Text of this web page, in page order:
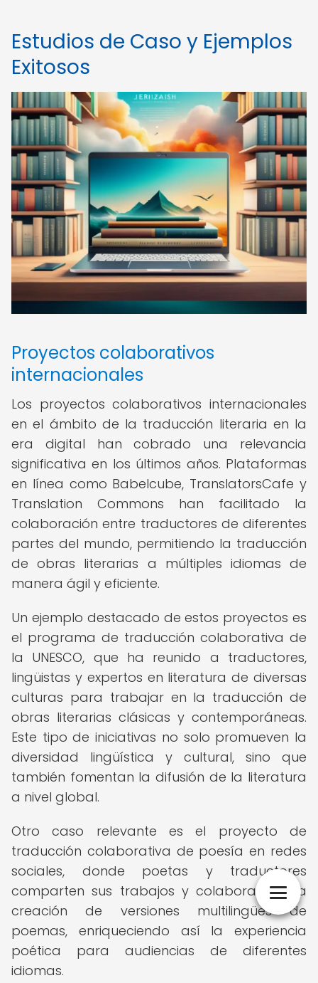
Estudios de Caso y Ejemplos
Exitosos
Proyectos colaborativos
internacionales
Los proyectos colaborativos internacionales
en el ámbito de la traducción literaria en la
era digital han cobrado una relevancia
significativa en los últimos años. Plataformas
en línea como Babelcube, TranslatorsCafe y
Translation Commons han facilitado la
colaboración entre traductores de diferentes
partes del mundo, permitiendo la traducción
de obras literarias a múltiples idiomas de
manera ágil y eficiente.
Un ejemplo destacado de estos proyectos es
el programa de traducción colaborativa de
la UNESCO, que ha reunido a traductores,
lingüistas y expertos en literatura de diversas
culturas para trabajar en la traducción de
obras literarias clásicas y contemporáneas.
Este tipo de iniciativas no solo promueven la
diversidad lingüística y cultural, sino que
también fomentan la difusión de la literatura
a nivel global.
Otro caso relevante es el proyecto de
traducción colaborativa de poesía en redes
sociales, donde poetas y traductores
comparten sus trabajos y colaboran en la
creación de versiones multilingües de
poemas, enriqueciendo así la experiencia
poética para audiencias de diferentes
idiomas.